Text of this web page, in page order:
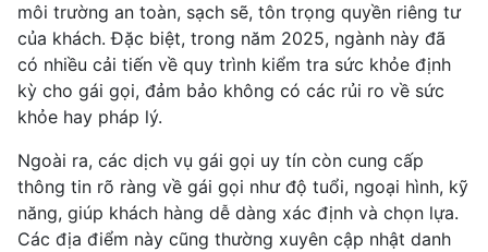
môi trường an toàn, sạch sẽ, tôn trọng quyền riêng tư
của khách. Đặc biệt, trong năm 2025, ngành này đã
có nhiều cải tiến về quy trình kiểm tra sức khỏe định
kỳ cho gái gọi, đảm bảo không có các rủi ro về sức
khỏe hay pháp lý.
Ngoài ra, các dịch vụ gái gọi uy tín còn cung cấp
thông tin rõ ràng về gái gọi như độ tuổi, ngoại hình, kỹ
năng, giúp khách hàng dễ dàng xác định và chọn lựa.
Các địa điểm này cũng thường xuyên cập nhật danh